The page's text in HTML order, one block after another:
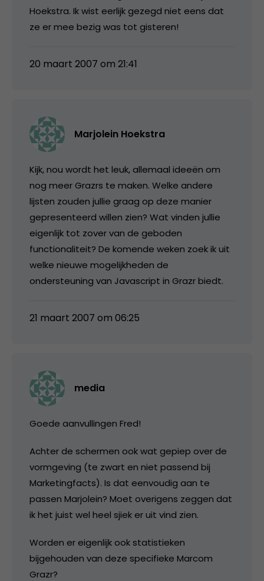
Hoekstra. Ik wist eerlijk gezegd niet eens dat
ze er mee bezig was tot gisteren!
20 maart 2007 om 21:41
Marjolein Hoekstra
Kijk, nou wordt het leuk, allemaal ideeën om
nog meer Grazrs te maken. Welke andere
lijsten zouden jullie graag op deze manier
gepresenteerd willen zien? Wat vinden jullie
eigenlijk tot zover van de geboden
functionaliteit? De komende weken zoek ik uit
welke nieuwe mogelijkheden de
ondersteuning van Javascript in Grazr biedt.
21 maart 2007 om 06:25
media
Goede aanvullingen Fred!
Achter de schermen ook wat gepiep over de
vormgeving (te zwart en niet passend bij
Marketingfacts). Is dat eenvoudig aan te
passen Marjolein? Moet overigens zeggen dat
ik het juist wel heel sjiek er uit vind zien.
Worden er eigenlijk ook statistieken
bijgehouden van deze specifieke Marcom
Grazr?